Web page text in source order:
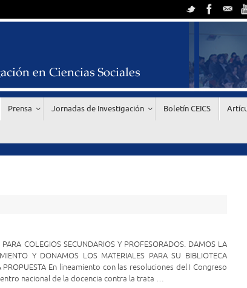
Prensa Jornadas de Investigación Boletín CEICS
COLEGIOS SECUNDARIOS Y PROFESORADOS. DAMOS LA
Y DONAMOS LOS MATERIALES PARA SU BIBLIOTECA
PROPUESTA En lineamiento con las resoluciones del I Congreso
nacional de la docencia contra la trata …